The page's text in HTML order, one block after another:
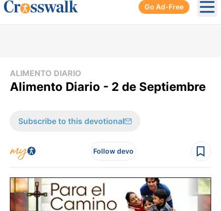
Go Ad-Free
ALIMENTO DIARIO
Alimento Diario - 2 de Septiembre
Subscribe to this devotional
Follow devo